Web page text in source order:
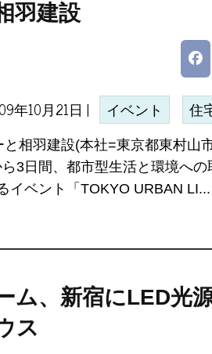
羽建設
年10月21日 | イベント 住
と相羽建設(本社=東京都東村山
3日間、都市型生活と環境への
イベント「TOKYO URBAN LI...
ム、新宿にLED光
ス